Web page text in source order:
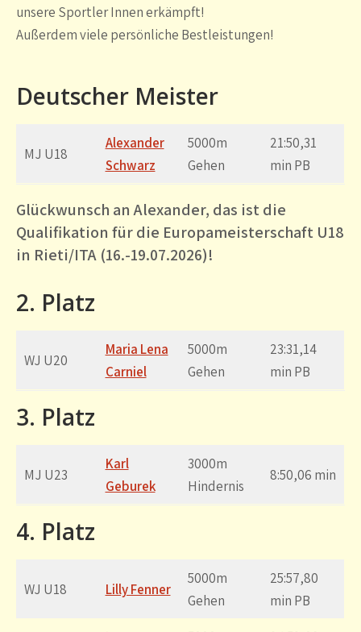
unsere Sportler Innen erkämpft!
Außerdem viele persönliche Bestleistungen!
Deutscher Meister
MJ U18
Alexander
Schwarz
5000m
Gehen
21:50,31
min PB
Glückwunsch an Alexander, das ist die
Qualifikation für die Europameisterschaft U18
in Rieti/ITA (16.-19.07.2026)!
2. Platz
WJ U20
Maria Lena
Carniel
5000m
Gehen
23:31,14
min PB
3. Platz
MJ U23
Karl
Geburek
3000m
Hindernis
8:50,06 min
4. Platz
WJ U18 Lilly Fenner
5000m
Gehen
25:57,80
min PB